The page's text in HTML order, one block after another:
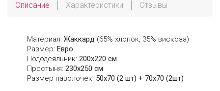
Описание Характеристики Отзывы
Материал: Жаккард (65% хлопок, 35% вискоза)
Размер: Евро
Пододеяльник: 200х220 см
Простыня: 230х250 см
Размер наволочек: 50x70 (2 шт) + 70х70 (2шт)